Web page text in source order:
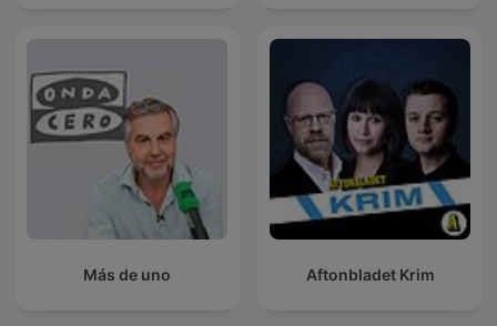
Más de uno Aftonbladet Krim